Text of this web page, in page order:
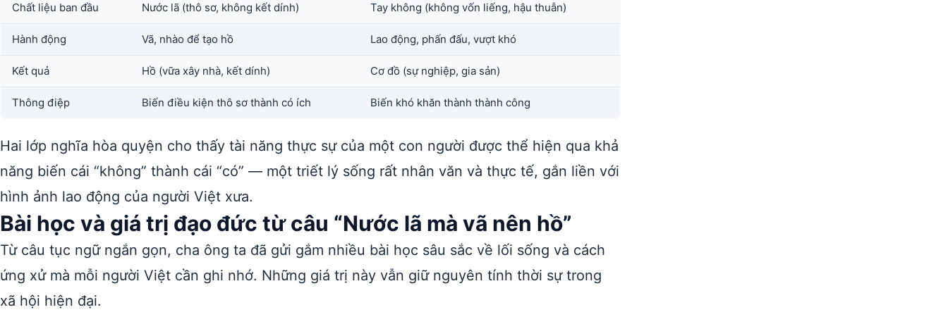
Chất liệu ban đầu Nước lã (thô sơ, không kết dính) Tay không (không vốn liếng, hậu thuẫn)
Hành động Vã, nhào để tạo hồ Lao động, phấn đấu, vượt khó
Kết quả Hồ (vữa xây nhà, kết dính) Cơ đồ (sự nghiệp, gia sản)
Thông điệp Biến điều kiện thô sơ thành có ích Biến khó khăn thành thành công
Hai lớp nghĩa hòa quyện cho thấy tài năng thực sự của một con người được thể hiện qua khả
năng biến cái “không” thành cái “có” — một triết lý sống rất nhân văn và thực tế, gắn liền với
hình ảnh lao động của người Việt xưa.
Bài học và giá trị đạo đức từ câu “Nước lã mà vã nên hồ”
Từ câu tục ngữ ngắn gọn, cha ông ta đã gửi gắm nhiều bài học sâu sắc về lối sống và cách
ứng xử mà mỗi người Việt cần ghi nhớ. Những giá trị này vẫn giữ nguyên tính thời sự trong
xã hội hiện đại.